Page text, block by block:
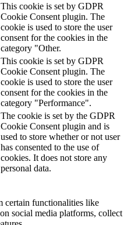
This cookie is set by GDPR
Cookie Consent plugin. The
cookie is used to store the user
consent for the cookies in the
category "Other.
This cookie is set by GDPR
Cookie Consent plugin. The
cookie is used to store the user
consent for the cookies in the
category "Performance".
The cookie is set by the GDPR
Cookie Consent plugin and is
used to store whether or not user
has consented to the use of
cookies. It does not store any
personal data.
certain functionalities like
social media platforms, collect